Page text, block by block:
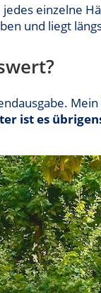
einzelne
und liegt
ist es